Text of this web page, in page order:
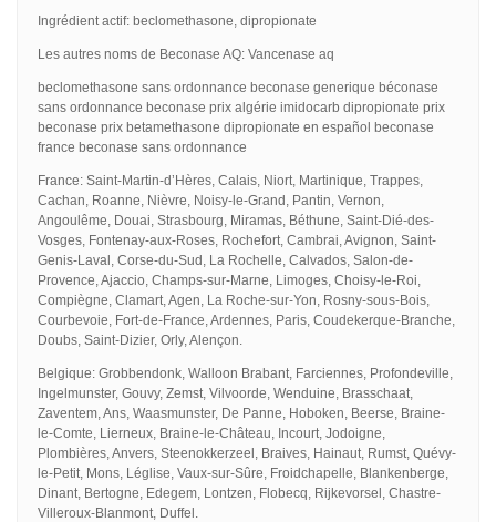
Ingrédient actif: beclomethasone, dipropionate
Les autres noms de Beconase AQ: Vancenase aq
beclomethasone sans ordonnance beconase generique béconase
sans ordonnance beconase prix algérie imidocarb dipropionate prix
beconase prix betamethasone dipropionate en español beconase
france beconase sans ordonnance
France: Saint-Martin-d’Hères, Calais, Niort, Martinique, Trappes,
Cachan, Roanne, Nièvre, Noisy-le-Grand, Pantin, Vernon,
Angoulême, Douai, Strasbourg, Miramas, Béthune, Saint-Dié-des-
Vosges, Fontenay-aux-Roses, Rochefort, Cambrai, Avignon, Saint-
Genis-Laval, Corse-du-Sud, La Rochelle, Calvados, Salon-de-
Provence, Ajaccio, Champs-sur-Marne, Limoges, Choisy-le-Roi,
Compiègne, Clamart, Agen, La Roche-sur-Yon, Rosny-sous-Bois,
Courbevoie, Fort-de-France, Ardennes, Paris, Coudekerque-Branche,
Doubs, Saint-Dizier, Orly, Alençon.
Belgique: Grobbendonk, Walloon Brabant, Farciennes, Profondeville,
Ingelmunster, Gouvy, Zemst, Vilvoorde, Wenduine, Brasschaat,
Zaventem, Ans, Waasmunster, De Panne, Hoboken, Beerse, Braine-
le-Comte, Lierneux, Braine-le-Château, Incourt, Jodoigne,
Plombières, Anvers, Steenokkerzeel, Braives, Hainaut, Rumst, Quévy-
le-Petit, Mons, Léglise, Vaux-sur-Sûre, Froidchapelle, Blankenberge,
Dinant, Bertogne, Edegem, Lontzen, Flobecq, Rijkevorsel, Chastre-
Villeroux-Blanmont, Duffel.